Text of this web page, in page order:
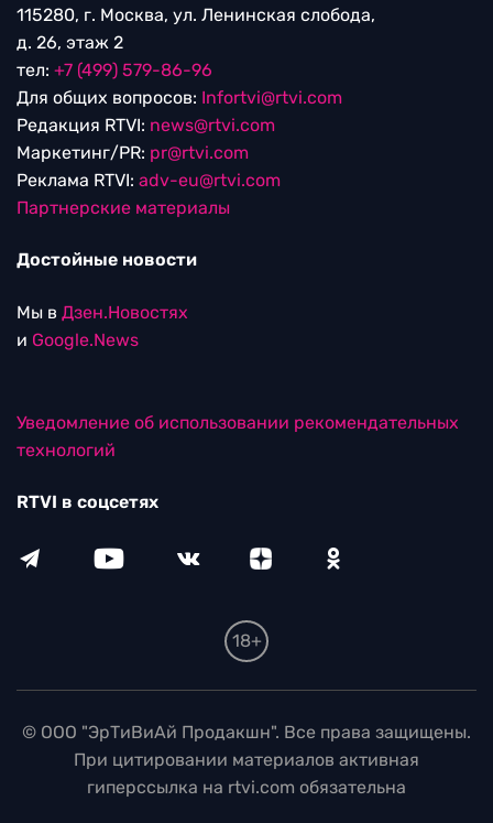
115280, г. Москва, ул. Ленинская слобода,
д. 26, этаж 2
тел: +7 (499) 579-86-96
Для общих вопросов: Infortvi@rtvi.com
Редакция RTVI: news@rtvi.com
Маркетинг/PR: pr@rtvi.com
Реклама RTVI: adv-eu@rtvi.com
Партнерские материалы
Достойные новости
Мы в Дзен.Новостях
и Google.News
Уведомление об использовании рекомендательных
технологий
RTVI в соцсетях
18+
© ООО "ЭрТиВиАй Продакшн". Все права защищены.
При цитировании материалов активная
гиперссылка на rtvi.com обязательна